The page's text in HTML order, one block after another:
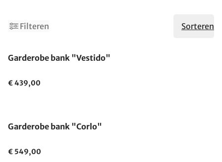
Filteren Sorteren
Garderobe bank "Vestido"
€ 439,00
Garderobe bank "Corlo"
€ 549,00